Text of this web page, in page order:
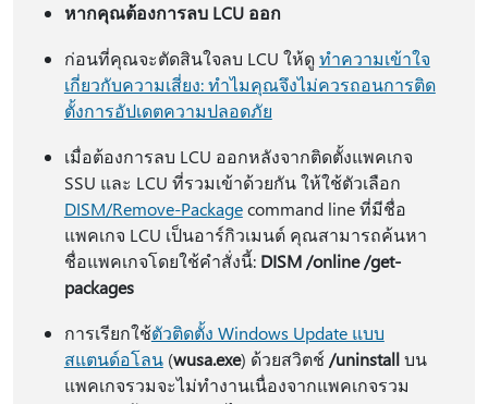
หากคุณต้องการลบ LCU ออก
ก่อนที่คุณจะตัดสินใจลบ LCU ให้ดูทําความเข้าใจ
เกี่ยวกับความเสี่ยง: ทําไมคุณจึงไม่ควรถอนการติด
ตั้งการอัปเดตความปลอดภัย
เมื่อต้องการลบ LCU ออกหลังจากติดตั้งแพคเกจ
SSU และ LCU ที่รวมเข้าด้วยกัน ให้ใช้ตัวเลือก
DISM/Remove-Packagecommand line ที่มีชื่อ
แพคเกจ LCU เป็นอาร์กิวเมนต์ คุณสามารถค้นหา
ชื่อแพคเกจโดยใช้คําสั่งนี้: DISM /online /get-
packages
การเรียกใช้ตัวติดตั้ง Windows Update แบบ
สแตนด์อโลน(wusa.exe) ด้วยสวิตช์ /uninstallบน
แพคเกจรวมจะไม่ทํางานเนื่องจากแพคเกจรวม